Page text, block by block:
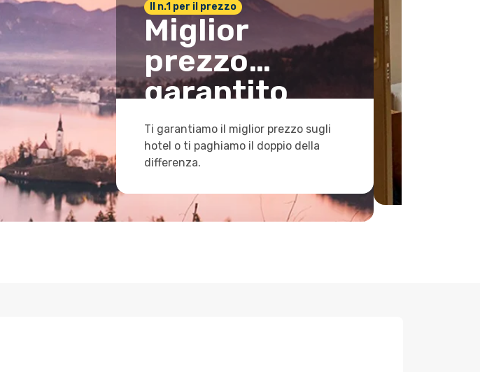
Il n.1 per il prezzo
Miglior
prezzo
garantito
Ti garantiamo il miglior prezzo sugli
hotel o ti paghiamo il doppio della
differenza.